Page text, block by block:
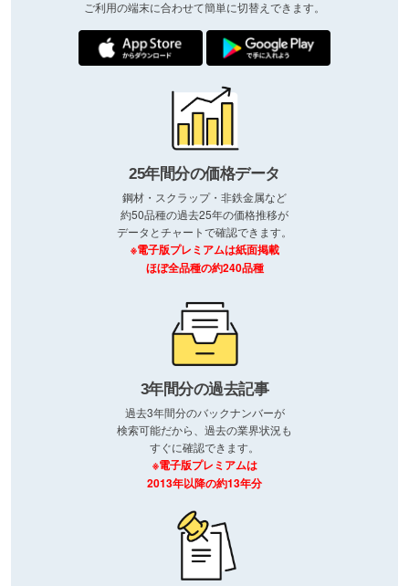
ご利用の端末に合わせて簡単に切替えできます。
25年間分の価格データ
鋼材・スクラップ・非鉄金属など
約50品種の過去25年の価格推移が
データとチャートで確認できます。
※電子版プレミアムは紙面掲載
ほぼ全品種の約240品種
3年間分の過去記事
過去3年間分のバックナンバーが
検索可能だから、過去の業界状況も
すぐに確認できます。
※電子版プレミアムは
2013年以降の約13年分